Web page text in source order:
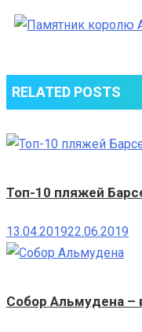
RELATED POSTS
Топ-10 пляжей
13.04.201922.06.2019
Собор Альмудена